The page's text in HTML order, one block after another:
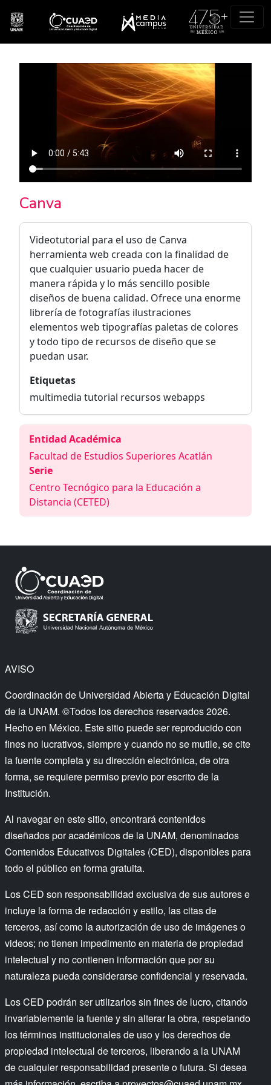
Canva
Videotutorial para el uso de Canva
herramienta web creada con la finalidad de
que cualquier usuario pueda hacer de
manera rápida y lo más sencillo posible
diseños de buena calidad. Ofrece una enorme
librería de fotografías ilustraciones
elementos web tipografías paletas de colores
y todo tipo de recursos de diseño que se
puedan usar.
Etiquetas
multimedia tutorial recursos webapps
Entidad Académica
Facultad de Estudios Superiores Acatlán
Serie
Centro Tecnógico para la Educación a
Distancia (CETED)
AVISO
Coordinación de Universidad Abierta y Educación Digital
de la UNAM. ©Todos los derechos reservados 2026.
Hecho en México. Este sitio puede ser reproducido con
fines no lucrativos, siempre y cuando no se mutile, se cite
la fuente completa y su dirección electrónica, de otra
forma, se requiere permiso previo por escrito de la
Institución.
Al navegar en este sitio, encontrará contenidos
diseñados por académicos de la UNAM, denominados
Contenidos Educativos Digitales (CED), disponibles para
todo el público en forma gratuita.
Los CED son responsabilidad exclusiva de sus autores e
incluye la forma de redacción y estilo, las citas de
terceros, así como la autorización de uso de imágenes o
videos; no tienen impedimento en materia de propiedad
intelectual y no contienen información que por su
naturaleza pueda considerarse confidencial y reservada.
Los CED podrán ser utilizarlos sin fines de lucro, citando
invariablemente la fuente y sin alterar la obra, respetando
los términos institucionales de uso y los derechos de
propiedad intelectual de terceros, liberando a la UNAM
de cualquier responsabilidad presente o futura. Si desea